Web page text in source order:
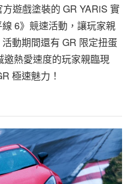
遊戲塗裝的 GR YARiS 實
6》競速活動，讓玩家親
動期間還有 GR 限定扭蛋
熱愛速度的玩家親臨現
極速魅力！